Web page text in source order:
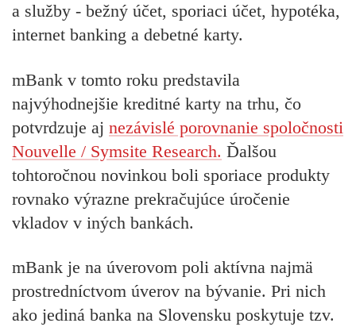
a služby - bežný účet, sporiaci účet, hypotéka,
internet banking a debetné karty.
mBank v tomto roku predstavila
najvýhodnejšie kreditné karty na trhu, čo
potvrdzuje aj nezávislé porovnanie spoločnosti
Nouvelle / Symsite Research. Ďalšou
tohtoročnou novinkou boli sporiace produkty
rovnako výrazne prekračujúce úročenie
vkladov v iných bankách.
mBank je na úverovom poli aktívna najmä
prostredníctvom úverov na bývanie. Pri nich
ako jediná banka na Slovensku poskytuje tzv.